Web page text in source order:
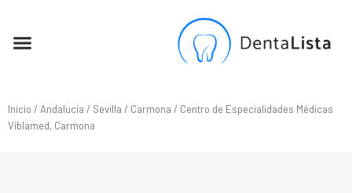
Inicio / Andalucía / Sevilla / Carmona / Centro de Especialidades Médicas
Viblamed, Carmona